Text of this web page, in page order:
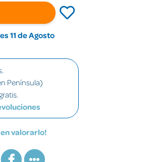
11 de Agosto
Península)
valorarlo!